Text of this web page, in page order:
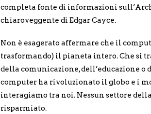
completa fonte di informazioni
chiaroveggente di Edgar Cayce.
Non è esagerato affermare che il
trasformando) il pianeta intero. Che si
della comunicazione, dell’educazione o
computer ha rivoluzionato il globo e i
interagiamo tra noi. Nessun settore
risparmiato.